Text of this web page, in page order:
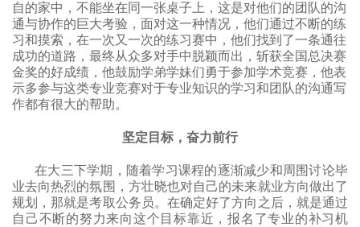
自的家中，不能坐在同一张桌子上，这是对他们的团队的沟
通与协作的巨大考验，面对这一种情况，他们通过不断的练
习和摸索，在一次又一次的练习赛中，他们找到了一条通往
成功的道路，最终从众多对手中脱颖而出，斩获全国总决赛
金奖的好成绩，他鼓励学弟学妹们勇于参加学术竞赛，他表
示多参与这类专业竞赛对于专业知识的学习和团队的沟通写
作都有很大的帮助。
坚定目标，奋力前行
在大三下学期，随着学习课程的逐渐减少和周围讨论毕
业去向热烈的氛围，方壮晓也对自己的未来就业方向做出了
规划，那就是考取公务员。在确定好了方向之后，就是通过
自己不断的努力来向这个目标靠近，报名了专业的补习机